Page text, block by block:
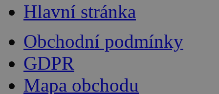
Hlavní stránka
Obchodní podmínky
GDPR
Mapa obchodu